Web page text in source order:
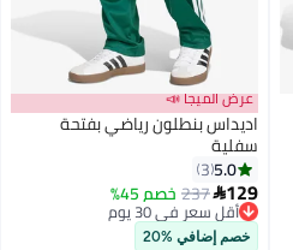
عرض الميجا 📣
اديداس بنطلون رياضي بفتحة
3
237خصم 45%
أقل سعر في 30 يوم
أقل سعر في 30 يوم
خصم إضافي %20